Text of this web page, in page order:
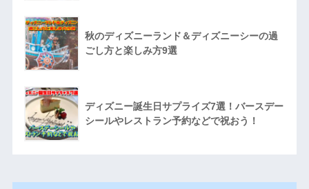
秋のディズニーランド＆ディズニーシーの過
ごし方と楽しみ方9選
ディズニー誕生日サプライズ7選！バースデー
シールやレストラン予約などで祝おう！